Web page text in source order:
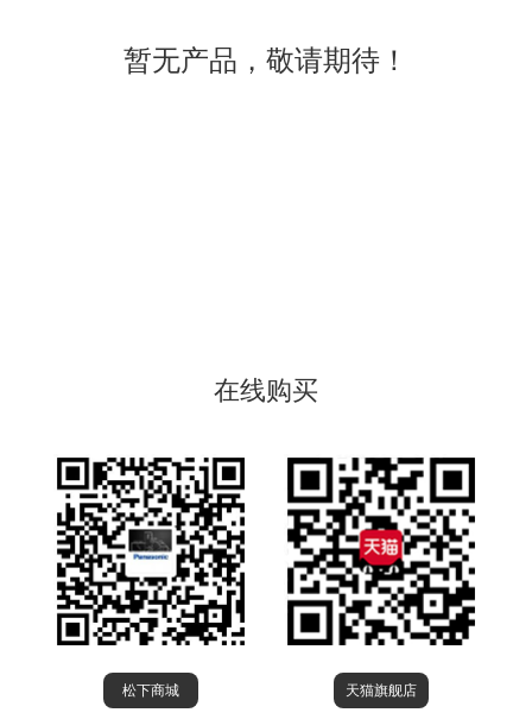
暂无产品，敬请期待！
在线购买
松下商城 天猫旗舰店